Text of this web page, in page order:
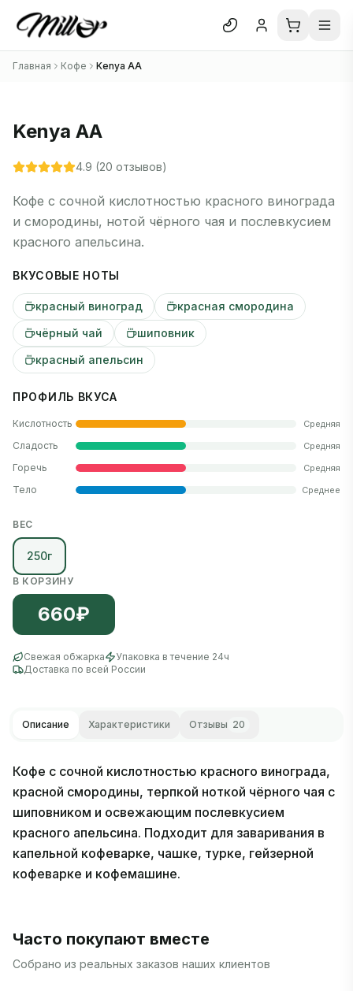
Блог
Отзывы
В каталог
Главная Кофе Kenya AA
Kenya AA
4.9 (20 отзывов)
Кофе с сочной кислотностью красного винограда
и смородины, нотой чёрного чая и послевкусием
красного апельсина.
ВКУСОВЫЕ НОТЫ
красный виноград
красная смородина
чёрный чай
шиповник
красный апельсин
ПРОФИЛЬ ВКУСА
Кислотность Средняя
Сладость Средняя
Горечь Средняя
Тело Среднее
ВЕС
250г
В КОРЗИНУ
660₽
Свежая обжарка
Упаковка в течение 24ч
Доставка по всей России
Описание Характеристики Отзывы 20
Кофе с сочной кислотностью красного винограда,
красной смородины, терпкой ноткой чёрного чая с
шиповником и освежающим послевкусием
красного апельсина. Подходит для заваривания в
капельной кофеварке, чашке, турке, гейзерной
кофеварке и кофемашине.
Часто покупают вместе
Собрано из реальных заказов наших клиентов